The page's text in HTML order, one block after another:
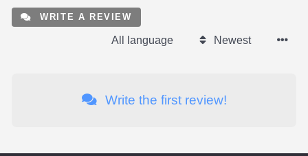
WRITE A REVIEW
All language Newest
Write the first review!